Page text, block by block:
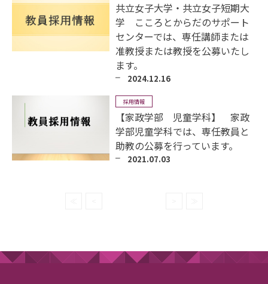
共立女子大学・共立女子短期大
学 こころとからだのサポート
センターでは、専任講師または
准教授または教授を公募いたし
ます。
2024.12.16
採用情報
【家政学部 児童学科】 家政
学部児童学科では、専任教員と
助教の公募を行っています。
2021.07.03